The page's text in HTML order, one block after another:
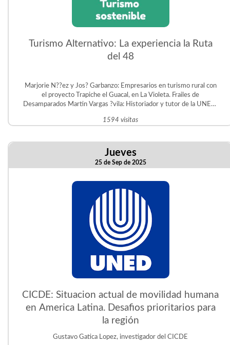
Turismo Alternativo: La experiencia la Ruta
del 48
Marjorie N??ez y Jos? Garbanzo: Empresarios en turismo rural con
el proyecto Trapiche el Guacal, en La Violeta. Frailes de
Desamparados Martin Vargas ?vila: Historiador y tutor de la UNED.
1594 visitas
Jueves
25 de Sep de 2025
CICDE: Situacion actual de movilidad humana
en America Latina. Desafios prioritarios para
la región
Gustavo Gatica Lopez, investigador del CICDE